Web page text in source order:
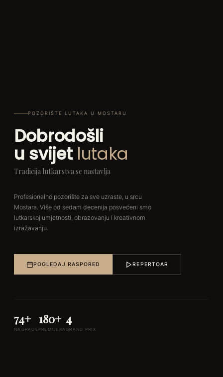
POZORIŠTE LUTAKA U MOSTARU
Dobrodošli
u svijet lutaka
Tradicija lutkarstva se nastavlja
Profesionalno pozorište za sve uzraste, u srcu
Mostara. Više od sedam decenija posvećeni smo
lutkarskoj umjetnosti, obrazovanju i kreativnom
izražavanju.
POGLEDAJ RASPORED REPERTOAR
74+
NAGRADE
180+
PREMIJERA
4
GRAND PRIX